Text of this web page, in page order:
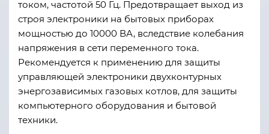
током, частотой 50 Гц. Предотвращает выход из
строя электроники на бытовых приборах
мощностью до 10000 ВА, вследствие колебания
напряжения в сети переменного тока.
Рекомендуется к применению для защиты
управляющей электроники двухконтурных
энергозависимых газовых котлов, для защиты
компьютерного оборудования и бытовой
техники.